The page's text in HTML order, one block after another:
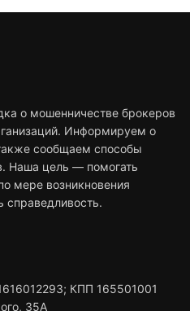
о мошенничестве брокеров
Информируем о
сообщаем способы
Наша цель — помогать
мере возникновения
справедливость.
; КПП 165501001
35А